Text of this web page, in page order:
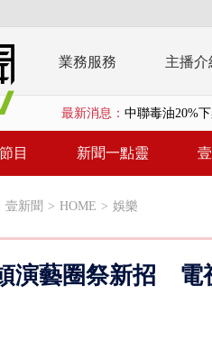
業務服務 主播介
最新消息：
中聯毒油20%
【新聞一點靈
蔣萬安提「南
又毒駕！ 男子
蔣萬安為慈濟
目 新聞一點靈
壹新聞 > HOME > 娛樂
演藝圈祭新招 電